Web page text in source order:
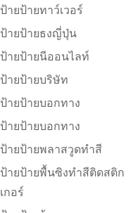
ป้ายป้ายทาว์เวอร์
ป้ายป้ายธงญี่ปุ่น
ป้ายป้ายนีออนไลท์
ป้ายป้ายบริษัท
ป้ายป้ายบอกทาง
ป้ายป้ายบอกทาง
ป้ายป้ายพลาสวูดทำสี
ป้ายป้ายพื้นซิงทำสีติดสติก
เกอร์